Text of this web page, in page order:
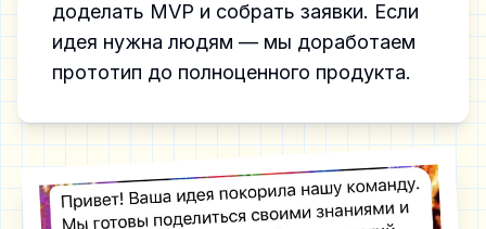
доделать MVP и собрать заявки. Если
идея нужна людям — мы доработаем
прототип до полноценного продукта.